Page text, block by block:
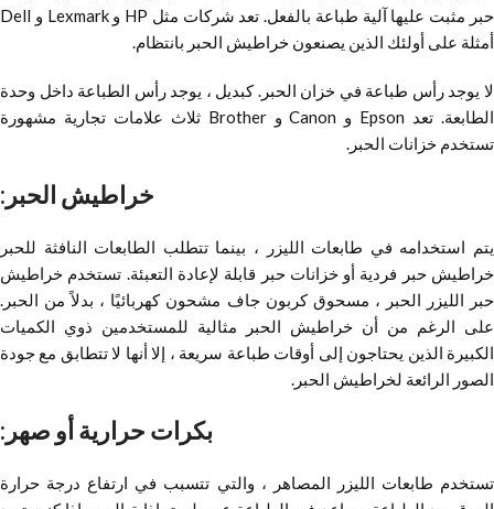
حبر مثبت عليها آلية طباعة بالفعل. تعد شركات مثل HP و Lexmark و Dell
أمثلة على أولئك الذين يصنعون خراطيش الحبر بانتظام.
لا يوجد رأس طباعة في خزان الحبر. كبديل ، يوجد رأس الطباعة داخل وحدة
الطابعة. تعد Epson و Canon و Brother ثلاث علامات تجارية مشهورة
تستخدم خزانات الحبر.
خراطيش الحبر:
يتم استخدامه في طابعات الليزر ، بينما تتطلب الطابعات النافثة للحبر
خراطيش حبر فردية أو خزانات حبر قابلة لإعادة التعبئة. تستخدم خراطيش
حبر الليزر الحبر ، مسحوق كربون جاف مشحون كهربائيًا ، بدلاً من الحبر.
على الرغم من أن خراطيش الحبر مثالية للمستخدمين ذوي الكميات
الكبيرة الذين يحتاجون إلى أوقات طباعة سريعة ، إلا أنها لا تتطابق مع جودة
الصور الرائعة لخراطيش الحبر.
بكرات حرارية أو صهر:
تستخدم طابعات الليزر المصاهر ، والتي تتسبب في ارتفاع درجة حرارة